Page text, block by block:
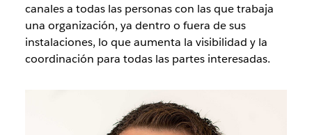
canales a todas las personas con las que trabaja
una organización, ya dentro o fuera de sus
instalaciones, lo que aumenta la visibilidad y la
coordinación para todas las partes interesadas.